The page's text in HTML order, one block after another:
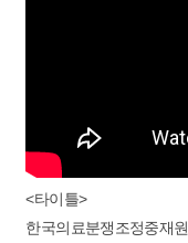
<타이틀>
한국의료분쟁조정중재원